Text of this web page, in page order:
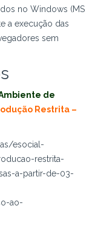
no Windows (MS
a execução das
sem
de
Restrita –
esocial-
restrita-
a-partir-de-03-
ao-